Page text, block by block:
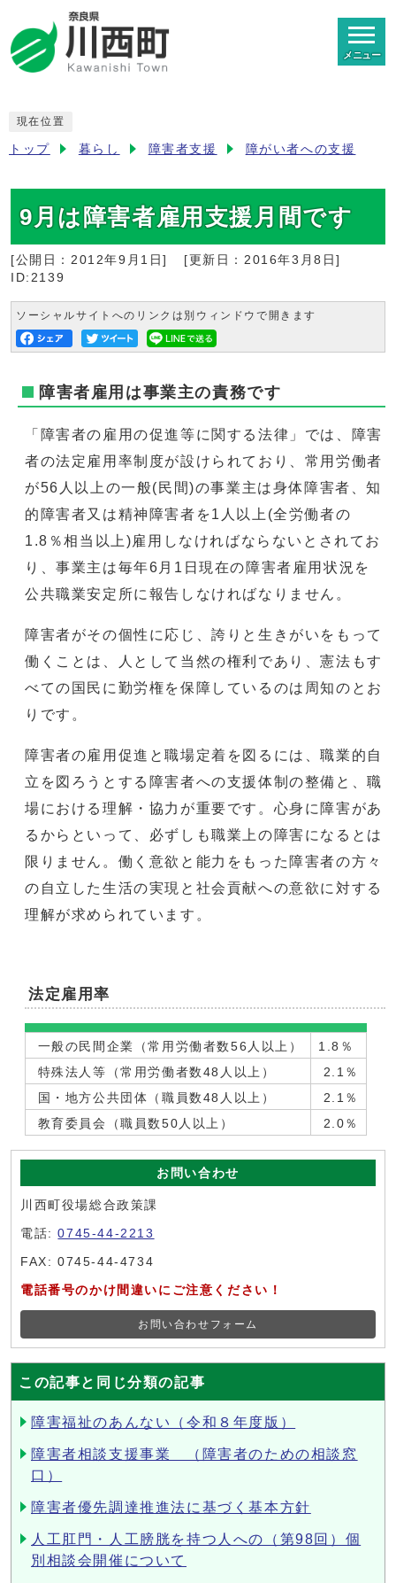
メニュー
現在位置
トップ 暮らし 障害者支援 障がい者への支援
9月は障害者雇用支援月間です
[公開日： 2012年9月1日] [更新日： 2016年3月8日]
ID:2139
ソーシャルサイトへのリンクは別ウィンドウで開きます
障害者雇用は事業主の責務です
「障害者の雇用の促進等に関する法律」では、障害
者の法定雇用率制度が設けられており、常用労働者
が56人以上の一般(民間)の事業主は身体障害者、知
的障害者又は精神障害者を1人以上(全労働者の
1.8％相当以上)雇用しなければならないとされてお
り、事業主は毎年6月1日現在の障害者雇用状況を
公共職業安定所に報告しなければなりません。
障害者がその個性に応じ、誇りと生きがいをもって
働くことは、人として当然の権利であり、憲法もす
べての国民に勤労権を保障しているのは周知のとお
りです。
障害者の雇用促進と職場定着を図るには、職業的自
立を図ろうとする障害者への支援体制の整備と、職
場における理解・協力が重要です。心身に障害があ
るからといって、必ずしも職業上の障害になるとは
限りません。働く意欲と能力をもった障害者の方々
の自立した生活の実現と社会貢献への意欲に対する
理解が求められています。
法定雇用率
一般の民間企業（常用労働者数56人以上）
1.8％
特殊法人等（常用労働者数48人以上）
2.1％
国・地方公共団体（職員数48人以上）
2.1％
教育委員会（職員数50人以上）
2.0％
お問い合わせ
川西町役場総合政策課
電話:0745-44-2213
FAX: 0745-44-4734
電話番号のかけ間違いにご注意ください！
お問い合わせフォーム
この記事と同じ分類の記事
障害福祉のあんない（令和８年度版）
障害者相談支援事業 （障害者のための相談窓
口）
障害者優先調達推進法に基づく基本方針
人工肛門・人工膀胱を持つ人への（第98回）個
別相談会開催について